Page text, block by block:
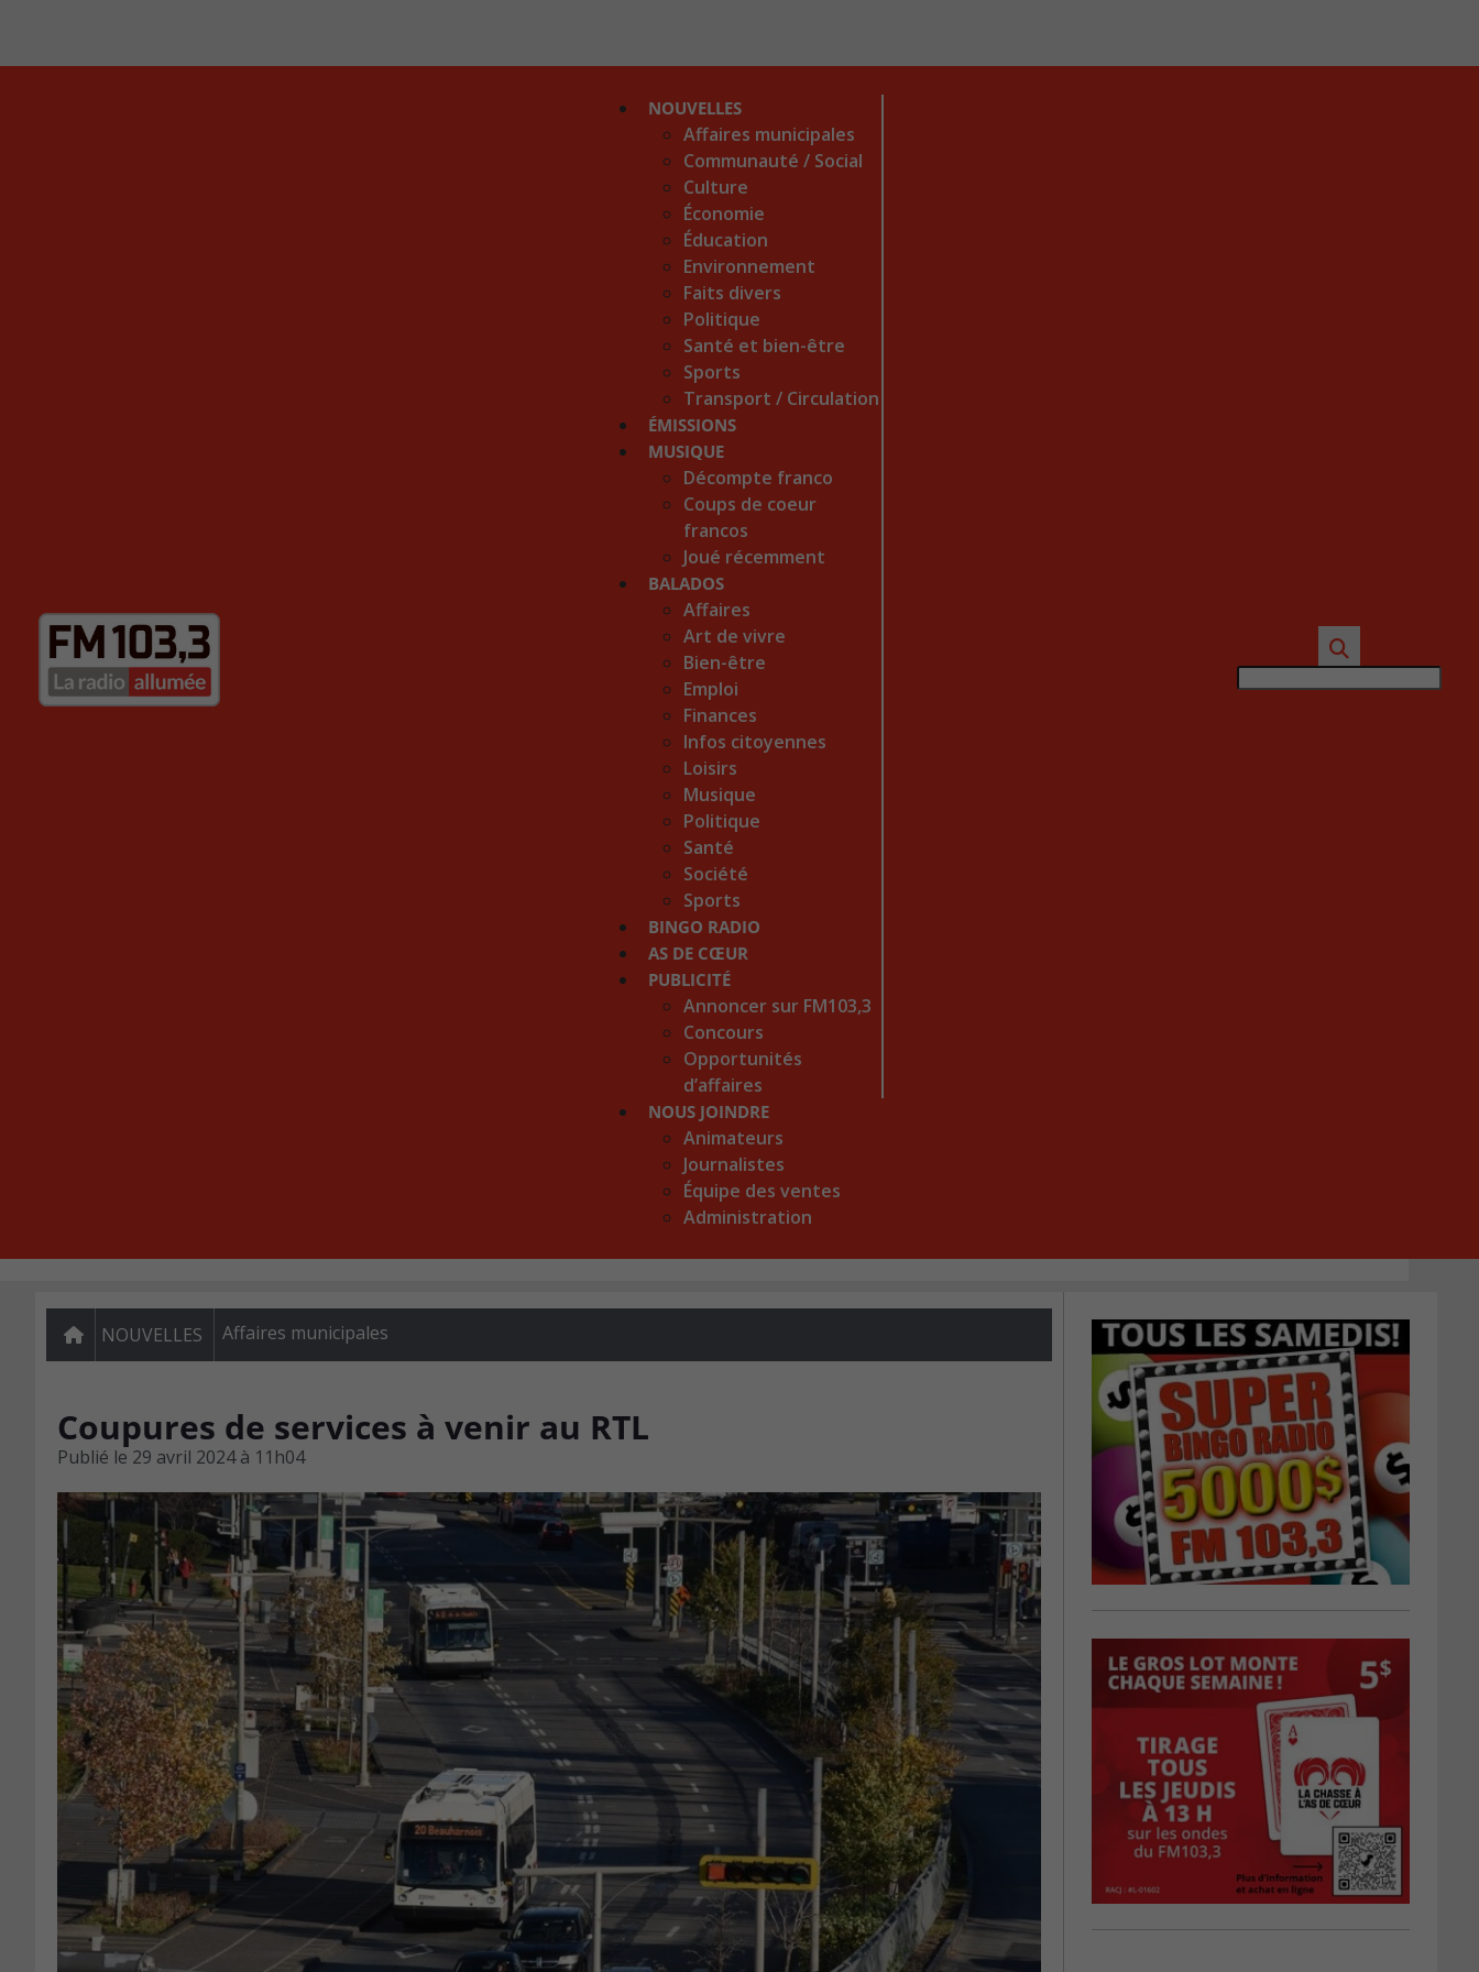
NOUVELLES
Affaires municipales
Communauté / Social
Culture
Économie
Éducation
Environnement
Faits divers
Politique
Santé et bien-être
Sports
Transport / Circulation
ÉMISSIONS
MUSIQUE
Décompte franco
Coups de coeur
francos
Joué récemment
BALADOS
Affaires
Art de vivre
Bien-être
Emploi
Finances
Infos citoyennes
Loisirs
Musique
Politique
Santé
Société
Sports
BINGO RADIO
AS DE CŒUR
PUBLICITÉ
Annoncer sur FM103,3
Concours
Opportunités
d’affaires
NOUS JOINDRE
Animateurs
Journalistes
Équipe des ventes
Administration
NOUVELLES Affaires municipales
Coupures de services à venir au RTL
Publié le 29 avril 2024 à 11h04